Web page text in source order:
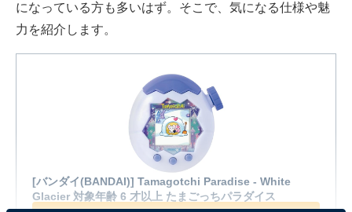
になっている方も多いはず。そこで、気になる仕様や魅
力を紹介します。
[バンダイ(BANDAI)] Tamagotchi Paradise - White
Glacier 対象年齢 6 才以上 たまごっちパラダイス